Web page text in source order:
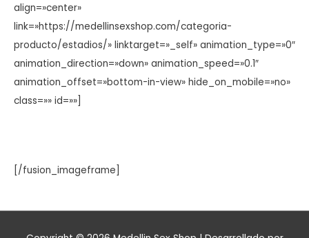
align=»center»
link=»https://medellinsexshop.com/categoria-
producto/estadios/» linktarget=»_self» animation_type=»0″
animation_direction=»down» animation_speed=»0.1″
animation_offset=»bottom-in-view» hide_on_mobile=»no»
class=»» id=»»]
[/fusion_imageframe]